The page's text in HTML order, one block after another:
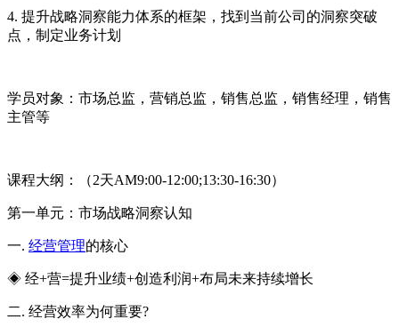
4. 提升战略洞察能力体系的框架，找到当前公司的洞察突破
点，制定业务计划
学员对象：市场总监，营销总监，销售总监，销售经理，销售
主管等
课程大纲：（2天AM9:00-12:00;13:30-16:30）
第一单元：市场战略洞察认知
一. 经营管理的核心
◈ 经+营=提升业绩+创造利润+布局未来持续增长
二. 经营效率为何重要?